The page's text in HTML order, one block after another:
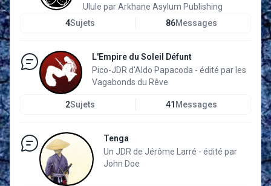
Ulule par Arkhane Asylum Publishing
4Sujets 86Messages
L'Empire du Soleil Défunt
Pico-JDR d'Aldo Papacoda - édité par les
Vagabonds du Rêve
2Sujets 41 Messages
Tenga
Un JDR de Jérôme Larré - édité par
John Doe